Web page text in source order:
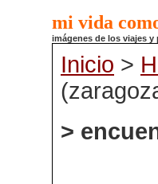
mi vida
imágenes de los viajes
Inicio >
>